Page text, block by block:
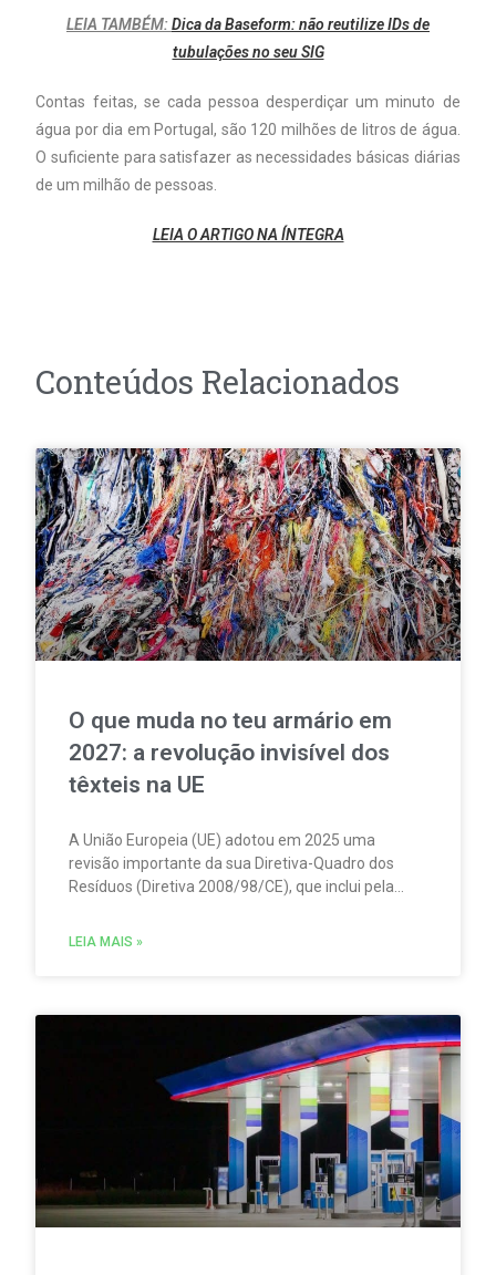
LEIA TAMBÉM: Dica da Baseform: não reutilize IDs de
tubulações no seu SIG
Contas feitas, se cada pessoa desperdiçar um minuto de
água por dia em Portugal, são 120 milhões de litros de água.
O suficiente para satisfazer as necessidades básicas diárias
de um milhão de pessoas.
LEIA O ARTIGO NA ÍNTEGRA
Conteúdos Relacionados
O que muda no teu armário em
2027: a revolução invisível dos
têxteis na UE
A União Europeia (UE) adotou em 2025 uma
revisão importante da sua Diretiva-Quadro dos
Resíduos (Diretiva 2008/98/CE), que inclui pela
Responsabilidade Alargada do Produtor (RAP /
LEIA MAIS »